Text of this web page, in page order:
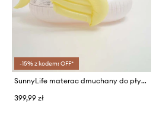
-15% z kodem: OFF*
SunnyLife materac dmuchany do pływania Luxe Ride-On Float Unicorn Past
399,99 zł